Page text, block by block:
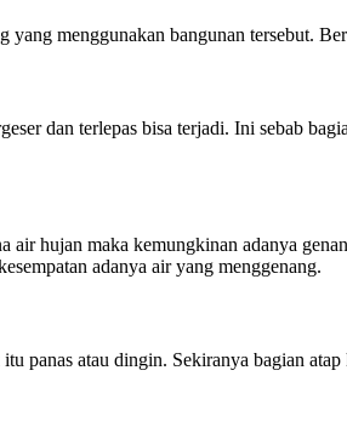
yang menggunakan bangunan tersebut.
dan terlepas bisa terjadi. Ini sebab
air hujan maka kemungkinan adanya
adanya air yang menggenang.
panas atau dingin. Sekiranya bagian